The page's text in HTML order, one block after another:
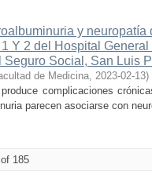
y
Y 2 del Hospital
Seguro Social, San Luis
de Medicina, 2023-02-13)
produce complicaciones
parecen asociarse con
185